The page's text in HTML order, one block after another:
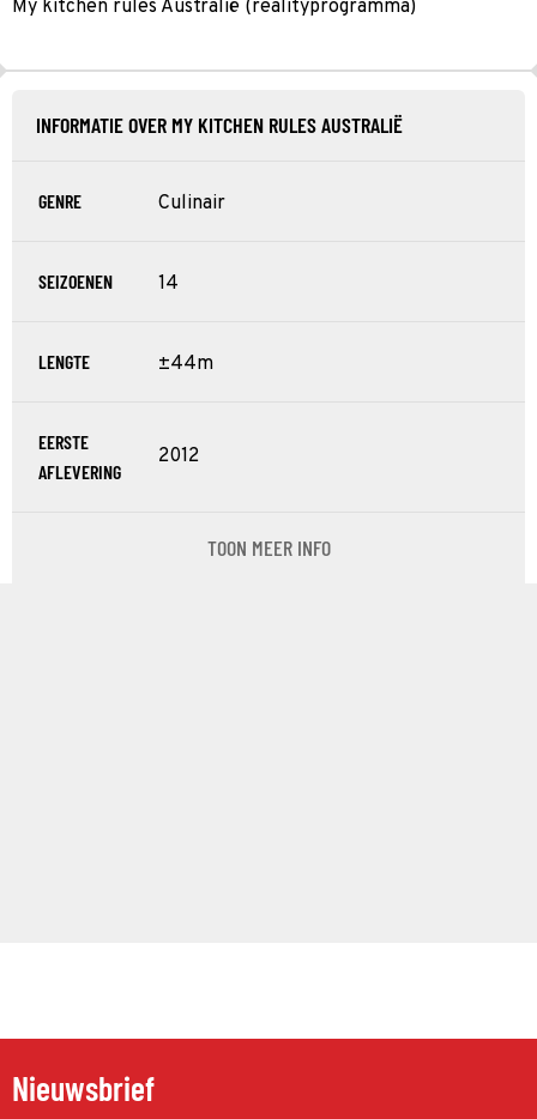
My kitchen rules Australië (realityprogramma)
INFORMATIE OVER MY KITCHEN RULES AUSTRALIË
GENRE Culinair
SEIZOENEN 14
LENGTE ±44m
EERSTE
AFLEVERING
2012
TOON MEER INFO
Nieuwsbrief